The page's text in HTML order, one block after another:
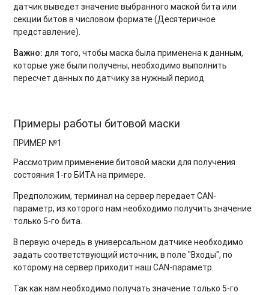
датчик выведет значение выбранного маской бита или
секции битов в числовом формате (Десятеричное
представление).
Важно: для того, чтобы маска была применена к данным,
которые уже были получены, необходимо выполнить
пересчет данных по датчику за нужный период.
Примеры работы битовой маски
ПРИМЕР №1
Рассмотрим применение битовой маски для получения
состояния 1-го БИТА на примере.
Предположим, терминал на сервер передает CAN-
параметр, из которого нам необходимо получить значение
только 5-го бита.
В первую очередь в универсальном датчике необходимо
задать соответствующий источник, в поле "Входы", по
которому на сервер приходит наш CAN-параметр.
Так как нам необходимо получать значение только 5-го